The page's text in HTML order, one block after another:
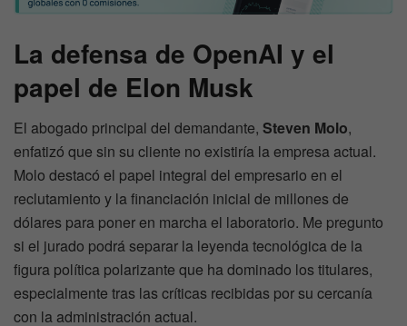
La defensa de OpenAI y el
papel de Elon Musk
El abogado principal del demandante, Steven Molo,
enfatizó que sin su cliente no existiría la empresa actual.
Molo destacó el papel integral del empresario en el
reclutamiento y la financiación inicial de millones de
dólares para poner en marcha el laboratorio. Me pregunto
si el jurado podrá separar la leyenda tecnológica de la
figura política polarizante que ha dominado los titulares,
especialmente tras las críticas recibidas por su cercanía
con la administración actual.